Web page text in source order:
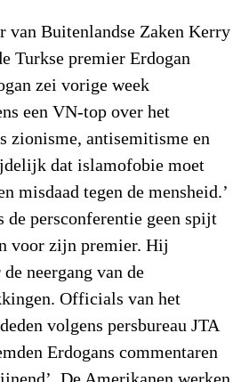
van Buitenlandse Zaken Kerry
Turkse premier Erdogan
zei vorige week
een VN-top over het
zionisme, antisemitisme en
dat islamofobie moet
misdaad tegen de mensheid.’
persconferentie geen spijt
voor zijn premier. Hij
neergang van de
Officials van het
volgens persbureau JTA
Erdogans commentaren